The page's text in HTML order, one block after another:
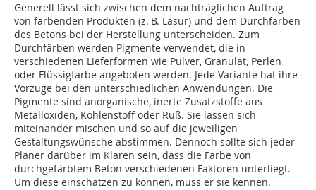
Generell lässt sich zwischen dem nachträglichen Auftrag
von färbenden Produkten (z. B. Lasur) und dem Durchfärben
des Betons bei der Herstellung unterscheiden. Zum
Durchfärben werden Pigmente verwendet, die in
verschiedenen Lieferformen wie Pulver, Granulat, Perlen
oder Flüssigfarbe angeboten werden. Jede Variante hat ihre
Vorzüge bei den unterschiedlichen Anwendungen. Die
Pigmente sind anorganische, inerte Zusatzstoffe aus
Metalloxiden, Kohlenstoff oder Ruß. Sie lassen sich
miteinander mischen und so auf die jeweiligen
Gestaltungswünsche abstimmen. Dennoch sollte sich jeder
Planer darüber im Klaren sein, dass die Farbe von
durchgefärbtem Beton verschiedenen Faktoren unterliegt.
Um diese einschätzen zu können, muss er sie kennen.